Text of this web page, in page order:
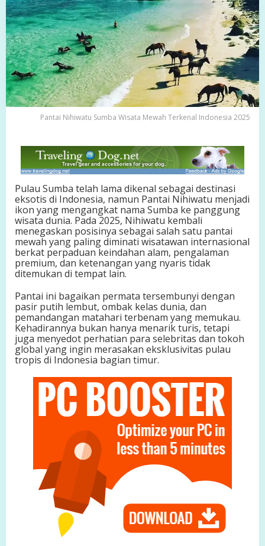
S
u
m
b
a
W
i
s
a
a
w
a
h
T
e
r
k
e
n
a
l
I
n
o
n
e
s
i
a
2
2
5
Pantai Nihiwatu Sumba Wisata Mewah Terkenal Indonesia 2025
Pulau Sumba telah lama dikenal sebagai destinasi
eksotis di Indonesia, namun Pantai Nihiwatu menjadi
ikon yang mengangkat nama Sumba ke panggung
wisata dunia. Pada 2025, Nihiwatu kembali
menegaskan posisinya sebagai salah satu pantai
mewah yang paling diminati wisatawan internasional
berkat perpaduan keindahan alam, pengalaman
premium, dan ketenangan yang nyaris tidak
ditemukan di tempat lain.
Pantai ini bagaikan permata tersembunyi dengan
pasir putih lembut, ombak kelas dunia, dan
pemandangan matahari terbenam yang memukau.
Kehadirannya bukan hanya menarik turis, tetapi
juga menyedot perhatian para selebritas dan tokoh
global yang ingin merasakan eksklusivitas pulau
tropis di Indonesia bagian timur.